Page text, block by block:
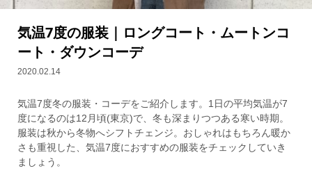
気温7度の服装｜ロングコート・ムートンコ
ート・ダウンコーデ
2020.02.14
気温7度冬の服装・コーデをご紹介します。1日の平均気温が7
度になるのは12月頃(東京)で、冬も深まりつつある寒い時期。
服装は秋から冬物へシフトチェンジ。おしゃれはもちろん暖か
さも重視した、気温7度におすすめの服装をチェックしていき
ましょう。